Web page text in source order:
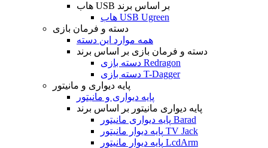
هاب USB بر اساس برند
هاب USB Ugreen
دسته و فرمان بازی
همه موارد این دسته
دسته و فرمان بازی بر اساس برند
دسته بازی Redragon
دسته بازی T-Dagger
پایه دیواری و مانیتور
پایه دیواری و مانیتور
پایه دیواری مانیتور بر اساس برند
پایه دیواری مانیتور Barad
پایه دیوار مانیتور TV Jack
پایه دیوار مانیتور LcdArm